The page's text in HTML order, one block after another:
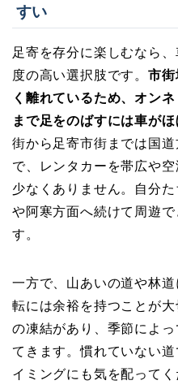
すい
足寄を存分に楽しむなら
度の高い選択肢です。 市街
く離れているため、オン
まで足をのばすには車が
街から足寄市街までは国
で、レンタカーを帯広や
少なくありません。自分
や阿寒方面へ続けて周遊
す。
一方で、山あいの道や林
転には余裕を持つことが
の凍結があり、季節によ
てきます。慣れていない
イミングにも気を配って